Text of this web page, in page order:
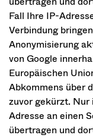
Fall Ihre IP-
Verbindung
Anonymisierung
von Google
Europäischen
Abkommens über
zuvor gekürzt. Nur
Adresse an einen
übertragen und